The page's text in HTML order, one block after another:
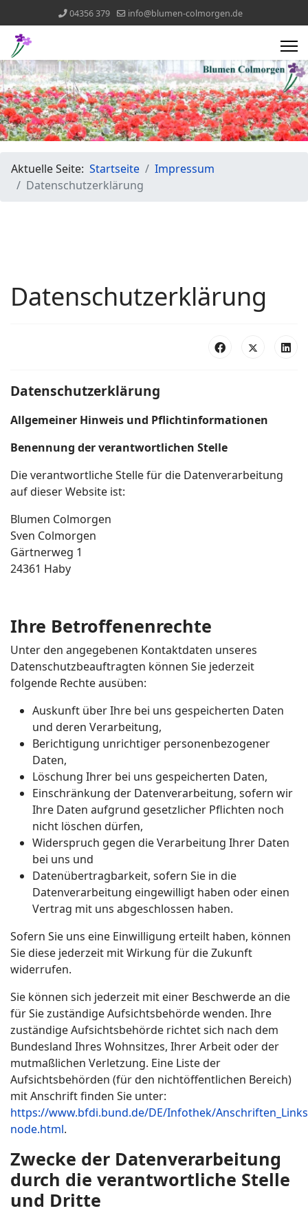
04356 379 info@blumen-colmorgen.de
Aktuelle Seite: Startseite
Impressum
Datenschutzerklärung
Datenschutzerklärung
Datenschutzerklärung
Allgemeiner Hinweis und Pflichtinformationen
Benennung der verantwortlichen Stelle
Die verantwortliche Stelle für die Datenverarbeitung
auf dieser Website ist:
Blumen Colmorgen
Sven Colmorgen
Gärtnerweg 1
24361 Haby
Ihre Betroffenenrechte
Unter den angegebenen Kontaktdaten unseres
Datenschutzbeauftragten können Sie jederzeit
folgende Rechte ausüben:
Auskunft über Ihre bei uns gespeicherten Daten
und deren Verarbeitung,
Berichtigung unrichtiger personenbezogener
Daten,
Löschung Ihrer bei uns gespeicherten Daten,
Einschränkung der Datenverarbeitung, sofern wir
Ihre Daten aufgrund gesetzlicher Pflichten noch
nicht löschen dürfen,
Widerspruch gegen die Verarbeitung Ihrer Daten
bei uns und
Datenübertragbarkeit, sofern Sie in die
Datenverarbeitung eingewilligt haben oder einen
Vertrag mit uns abgeschlossen haben.
Sofern Sie uns eine Einwilligung erteilt haben, können
Sie diese jederzeit mit Wirkung für die Zukunft
widerrufen.
Sie können sich jederzeit mit einer Beschwerde an die
für Sie zuständige Aufsichtsbehörde wenden. Ihre
zuständige Aufsichtsbehörde richtet sich nach dem
Bundesland Ihres Wohnsitzes, Ihrer Arbeit oder der
mutmaßlichen Verletzung. Eine Liste der
Aufsichtsbehörden (für den nichtöffentlichen Bereich)
mit Anschrift finden Sie unter:
https://www.bfdi.bund.de/DE/Infothek/
node.html.
Zwecke der Datenverarbeitung
durch die verantwortliche Stelle
und Dritte